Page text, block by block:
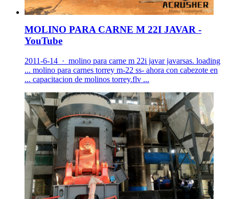
MOLINO PARA CARNE M 22I JAVAR -
YouTube
2011-6-14 · molino para carne m 22i javar javarsas. loading
... molino para carnes torrey m-22 ss- ahora con cabezote en
... capacitacion de molinos torrey.flv ...